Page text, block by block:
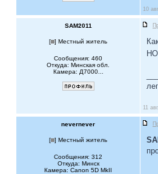
10
SAM2011
[ ] Местный житель
Сообщения: 460
Откуда: Минская обл.
Камера: Д7000...
11
nevernever
[ ] Местный житель
Сообщения: 312
Откуда: Минск
Камера: Canon 5D MkII